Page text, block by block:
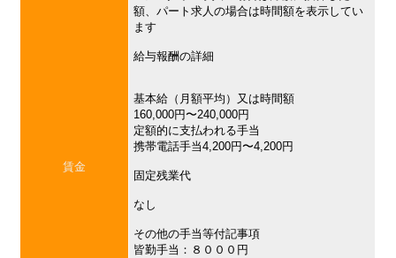
賃金
額、パート求人の場合は時間額を表示してい
ます
給与報酬の詳細
基本給（月額平均）又は時間額
160,000円〜240,000円
定額的に支払われる手当
携帯電話手当4,200円〜4,200円
固定残業代
なし
その他の手当等付記事項
皆勤手当：８０００円